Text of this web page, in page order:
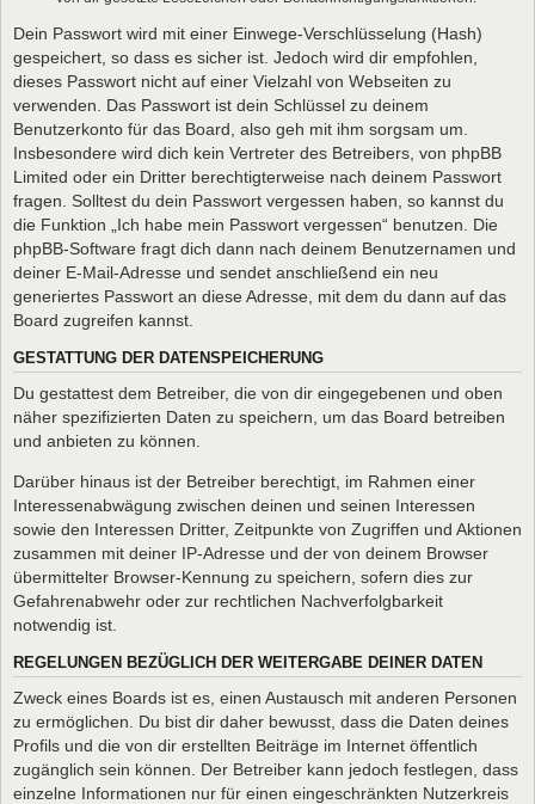
Dein Passwort wird mit einer Einwege-Verschlüsselung (Hash)
gespeichert, so dass es sicher ist. Jedoch wird dir empfohlen,
dieses Passwort nicht auf einer Vielzahl von Webseiten zu
verwenden. Das Passwort ist dein Schlüssel zu deinem
Benutzerkonto für das Board, also geh mit ihm sorgsam um.
Insbesondere wird dich kein Vertreter des Betreibers, von phpBB
Limited oder ein Dritter berechtigterweise nach deinem Passwort
fragen. Solltest du dein Passwort vergessen haben, so kannst du
die Funktion „Ich habe mein Passwort vergessen“ benutzen. Die
phpBB-Software fragt dich dann nach deinem Benutzernamen und
deiner E-Mail-Adresse und sendet anschließend ein neu
generiertes Passwort an diese Adresse, mit dem du dann auf das
Board zugreifen kannst.
GESTATTUNG DER DATENSPEICHERUNG
Du gestattest dem Betreiber, die von dir eingegebenen und oben
näher spezifizierten Daten zu speichern, um das Board betreiben
und anbieten zu können.
Darüber hinaus ist der Betreiber berechtigt, im Rahmen einer
Interessenabwägung zwischen deinen und seinen Interessen
sowie den Interessen Dritter, Zeitpunkte von Zugriffen und Aktionen
zusammen mit deiner IP-Adresse und der von deinem Browser
übermittelter Browser-Kennung zu speichern, sofern dies zur
Gefahrenabwehr oder zur rechtlichen Nachverfolgbarkeit
notwendig ist.
REGELUNGEN BEZÜGLICH DER WEITERGABE DEINER DATEN
Zweck eines Boards ist es, einen Austausch mit anderen Personen
zu ermöglichen. Du bist dir daher bewusst, dass die Daten deines
Profils und die von dir erstellten Beiträge im Internet öffentlich
zugänglich sein können. Der Betreiber kann jedoch festlegen, dass
einzelne Informationen nur für einen eingeschränkten Nutzerkreis